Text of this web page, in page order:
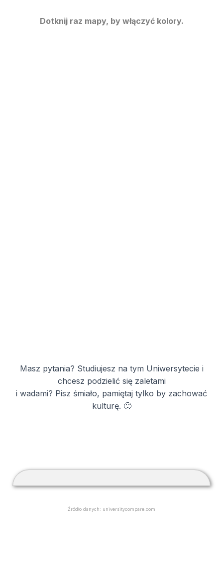
Dotknij raz mapy, by włączyć kolory.
Masz pytania? Studiujesz na tym Uniwersytecie i
chcesz podzielić się zaletami
i wadami? Pisz śmiało, pamiętaj tylko by zachować
kulturę. 🙂
Źródło danych: universitycompare.com